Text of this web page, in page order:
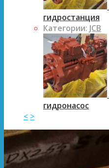
гидростанция
Категории: JCB
гидронасос
< >